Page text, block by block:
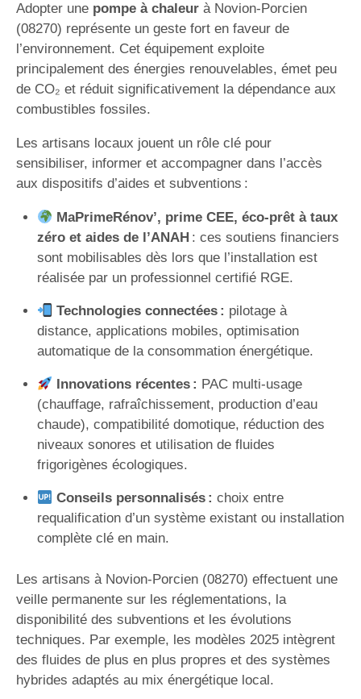
Adopter une pompe à chaleur à Novion-Porcien
(08270) représente un geste fort en faveur de
l’environnement. Cet équipement exploite
principalement des énergies renouvelables, émet peu
de CO₂ et réduit significativement la dépendance aux
combustibles fossiles.
Les artisans locaux jouent un rôle clé pour
sensibiliser, informer et accompagner dans l’accès
aux dispositifs d’aides et subventions :
MaPrimeRénov’, prime CEE, éco-prêt à taux
zéro et aides de l’ANAH : ces soutiens financiers
sont mobilisables dès lors que l’installation est
réalisée par un professionnel certifié RGE.
Technologies connectées : pilotage à
distance, applications mobiles, optimisation
automatique de la consommation énergétique.
Innovations récentes : PAC multi-usage
(chauffage, rafraîchissement, production d’eau
chaude), compatibilité domotique, réduction des
niveaux sonores et utilisation de fluides
frigorigènes écologiques.
Conseils personnalisés : choix entre
requalification d’un système existant ou installation
complète clé en main.
Les artisans à Novion-Porcien (08270) effectuent une
veille permanente sur les réglementations, la
disponibilité des subventions et les évolutions
techniques. Par exemple, les modèles 2025 intègrent
des fluides de plus en plus propres et des systèmes
hybrides adaptés au mix énergétique local.